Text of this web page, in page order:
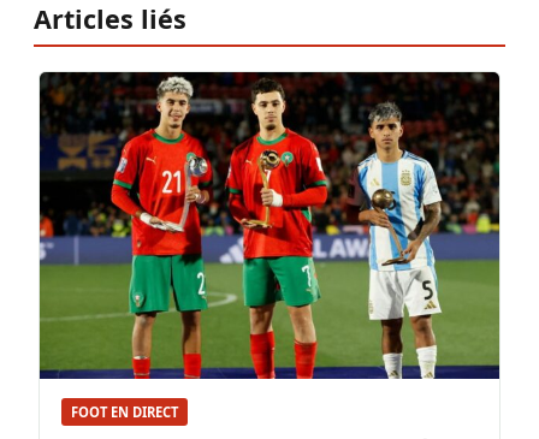
Articles liés
FOOT EN DIRECT